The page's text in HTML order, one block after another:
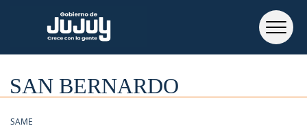
SAN BERNARDO
SAME